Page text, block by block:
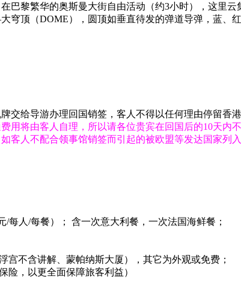
巴黎繁华的奥斯曼大街自由活动（约3小时），这里
顶（DOME），圆顶如垂直待发的弹道导弹，蓝、
交给导游办理回国销签，客人不得以任何理由停留香港
用将由客人自理，所以请各位贵宾在回国后的10天内
客人不配合领事馆销签而引起的被欧盟等发达国家列
每人/每餐）； 含一次意大利餐，一次法国海鲜餐；
不含讲解、蒙帕纳斯大厦），其它为外观或免费；
险，以更全面保障旅客利益）